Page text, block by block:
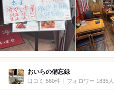
おいらの備忘録
口コミ 560件 フォロワー 1835人